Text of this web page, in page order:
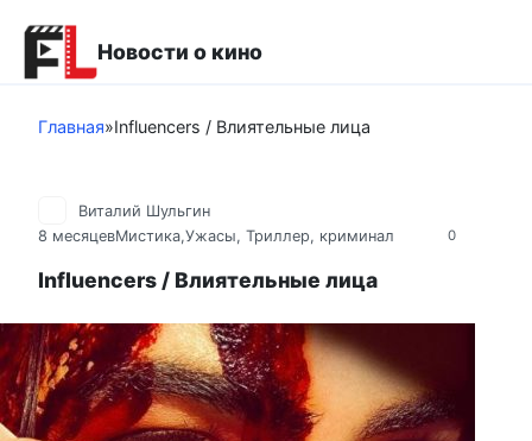
контенту
Новости о кино
Главная»Influencers / Влиятельные лица
0
Виталий Шульгин
8 месяцевМистика,Ужасы, Триллер, криминал
Influencers / Влиятельные лица